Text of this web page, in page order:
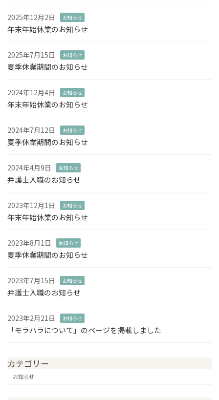
2025年12月2日 お知らせ
年末年始休業のお知らせ
2025年7月15日 お知らせ
夏季休業期間のお知らせ
2024年12月4日 お知らせ
年末年始休業のお知らせ
2024年7月12日 お知らせ
夏季休業期間のお知らせ
2024年4月9日 お知らせ
弁護士入職のお知らせ
2023年12月1日 お知らせ
年末年始休業のお知らせ
2023年8月1日 お知らせ
夏季休業期間のお知らせ
2023年7月15日 お知らせ
弁護士入職のお知らせ
2023年2月21日 お知らせ
「モラハラについて」のページを掲載しました
カテゴリー
お知らせ